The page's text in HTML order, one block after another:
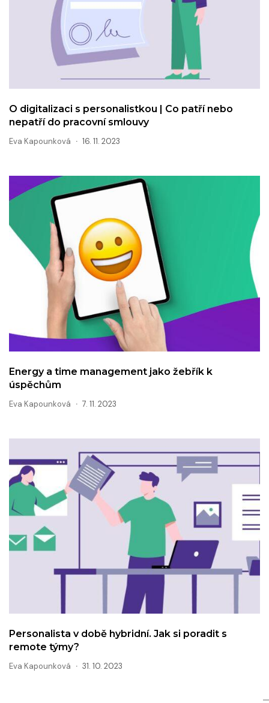
O digitalizaci s personalistkou | Co patří nebo
nepatří do pracovní smlouvy
Eva Kapounková 16. 11. 2023
Energy a time management jako žebřík k
úspěchům
Eva Kapounková 7. 11. 2023
Personalista v době hybridní. Jak si poradit s
remote týmy?
Eva Kapounková 31. 10. 2023